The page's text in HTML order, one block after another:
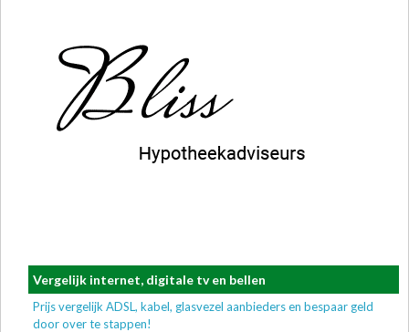
Vergelijk internet, digitale tv en bellen
Prijs vergelijk ADSL, kabel, glasvezel aanbieders en bespaar geld
door over te stappen!